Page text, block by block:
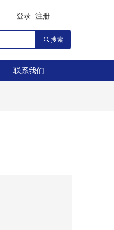
登录 注册
联系我们
끠 搜索